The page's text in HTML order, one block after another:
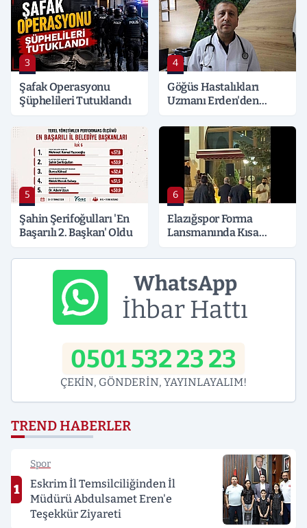
3
Şafak Operasyonu
Şüphelileri Tutuklandı
4
Göğüs Hastalıkları
Uzmanı Erden'den
5
Şahin Şerifoğulları 'En
Başarılı 2. Başkan' Oldu
6
Elazığspor Forma
Lansmanında Kısa
WhatsApp
İhbar Hattı
0501 532 23 23
ÇEKİN, GÖNDERİN, YAYINLAYALIM!
TREND HABERLER
1
Spor
Eskrim İl Temsilciliğinden İl
Müdürü Abdulsamet Eren'e
Teşekkür Ziyareti